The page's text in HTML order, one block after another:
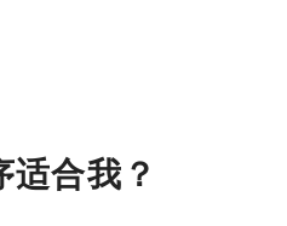
适合我？